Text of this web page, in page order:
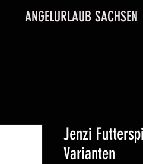
ANGELURLAUB SACHSEN
Jenzi
Varianten